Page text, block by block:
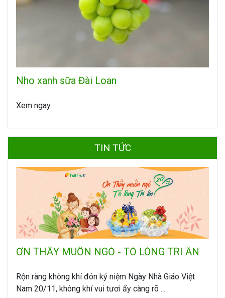
Nho xanh sữa Đài Loan
Xem ngay
TIN TỨC
ƠN THẦY MUỐN NGỎ - TỎ LÒNG TRI ÂN
Rộn ràng không khí đón kỷ niệm Ngày Nhà Giáo Việt
Nam 20/11, không khí vui tươi ấy càng rõ ...